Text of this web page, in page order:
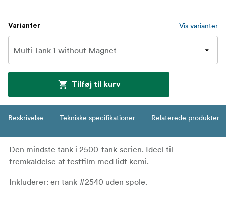
Varianter Vis varianter
Tilføj til kurv
Beskrivelse Tekniske specifikationer Relaterede produkter
Den mindste tank i 2500-tank-serien. Ideel til
fremkaldelse af testfilm med lidt kemi.
Inkluderer: en tank #2540 uden spole.